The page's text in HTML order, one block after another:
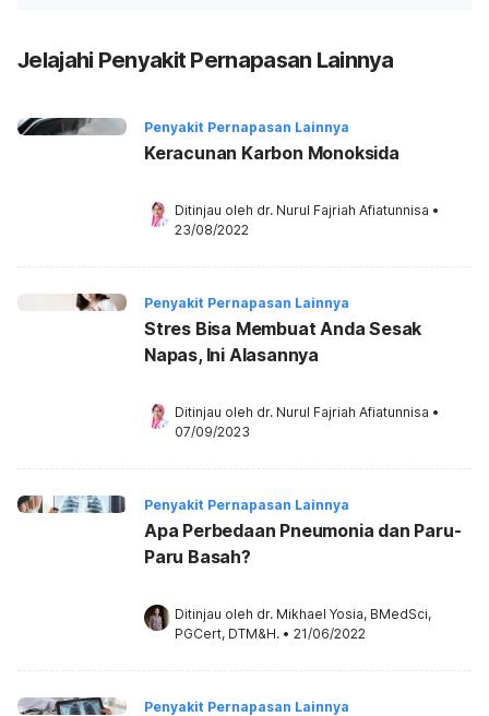
Jelajahi Penyakit Pernapasan Lainnya
Penyakit Pernapasan Lainnya
Keracunan Karbon Monoksida
Ditinjau oleh dr. Nurul Fajriah Afiatunnisa •
23/08/2022
Penyakit Pernapasan Lainnya
Stres Bisa Membuat Anda Sesak
Napas, Ini Alasannya
Ditinjau oleh dr. Nurul Fajriah Afiatunnisa •
07/09/2023
Penyakit Pernapasan Lainnya
Apa Perbedaan Pneumonia dan Paru-
Paru Basah?
Ditinjau oleh dr. Mikhael Yosia, BMedSci,
PGCert, DTM&H. • 21/06/2022
Penyakit Pernapasan Lainnya